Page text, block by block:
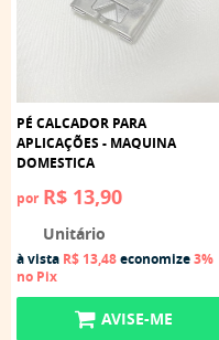
PÉ CALCADOR PARA
APLICAÇÕES - MAQUINA
DOMESTICA
por R$ 13,90
Unitário
à vista R$ 13,48economize3%
no Pix
AVISE-ME